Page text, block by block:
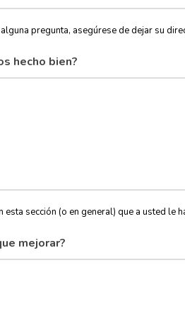
pregunta, asegúrese de dejar su
hecho bien?
esta sección (o en general) que a usted
mejorar?